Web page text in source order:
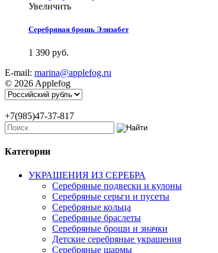
Увеличить
Серебряная брошь Элизабет
1 390 руб.
E-mail: marina@applefog.ru
© 2026 Applefog
+7(985)47-37-817
Категории
УКРАШЕНИЯ ИЗ СЕРЕБРА
Серебряные подвески и кулоны
Серебряные серьги и пусеты
Серебряные кольца
Серебряные браслеты
Серебряные броши и значки
Детские серебряные украшения
Серебряные шармы